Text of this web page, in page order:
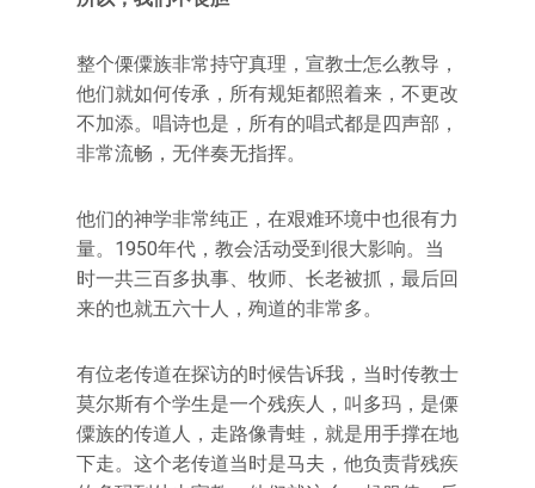
整个傈僳族非常持守真理，宣教士怎么教导，
他们就如何传承，所有规矩都照着来，不更改
不加添。唱诗也是，所有的唱式都是四声部，
非常流畅，无伴奏无指挥。
他们的神学非常纯正，在艰难环境中也很有力
量。1950年代，教会活动受到很大影响。当
时一共三百多执事、牧师、长老被抓，最后回
来的也就五六十人，殉道的非常多。
有位老传道在探访的时候告诉我，当时传教士
莫尔斯有个学生是一个残疾人，叫多玛，是傈
僳族的传道人，走路像青蛙，就是用手撑在地
下走。这个老传道当时是马夫，他负责背残疾